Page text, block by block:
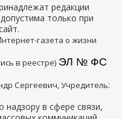
редакции
только при
нтернет-газета о жизни
в реестре) ЭЛ № ФС
Сергеевич, Учредитель:
в сфере связи,